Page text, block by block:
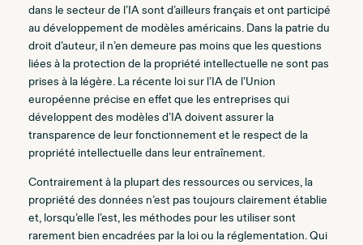
dans le secteur de l’IA sont d’ailleurs français et ont participé
au développement de modèles américains. Dans la patrie du
droit d’auteur, il n’en demeure pas moins que les questions
liées à la protection de la propriété intellectuelle ne sont pas
prises à la légère. La récente loi sur l’IA de l’Union
européenne précise en effet que les entreprises qui
développent des modèles d’IA doivent assurer la
transparence de leur fonctionnement et le respect de la
propriété intellectuelle dans leur entraînement.
Contrairement à la plupart des ressources ou services, la
propriété des données n’est pas toujours clairement établie
et, lorsqu’elle l’est, les méthodes pour les utiliser sont
rarement bien encadrées par la loi ou la réglementation. Qui